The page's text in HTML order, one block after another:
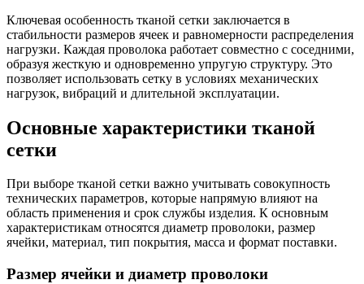
Ключевая особенность тканой сетки заключается в
стабильности размеров ячеек и равномерности распределения
нагрузки. Каждая проволока работает совместно с соседними,
образуя жесткую и одновременно упругую структуру. Это
позволяет использовать сетку в условиях механических
нагрузок, вибраций и длительной эксплуатации.
Основные характеристики тканой
сетки
При выборе тканой сетки важно учитывать совокупность
технических параметров, которые напрямую влияют на
область применения и срок службы изделия. К основным
характеристикам относятся диаметр проволоки, размер
ячейки, материал, тип покрытия, масса и формат поставки.
Размер ячейки и диаметр проволоки